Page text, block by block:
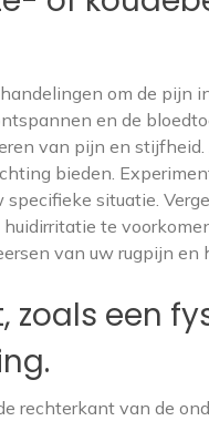
om de pijn
en de
van pijn en
bieden.
situatie.
te
van uw rugpijn en
zoals een
rechterkant van de